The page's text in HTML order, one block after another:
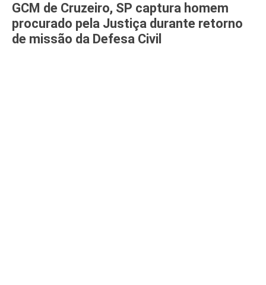
GCM de Cruzeiro, SP captura homem
procurado pela Justiça durante retorno
de missão da Defesa Civil